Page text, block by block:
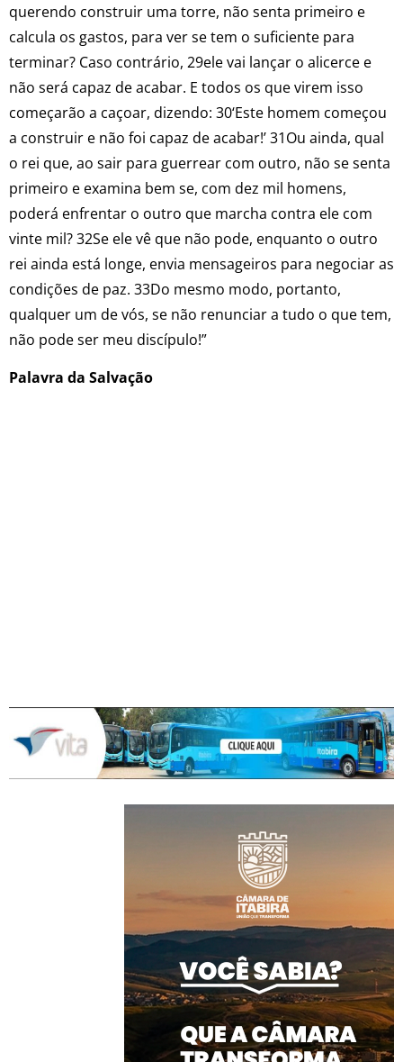
querendo construir uma torre, não senta primeiro e
calcula os gastos, para ver se tem o suficiente para
terminar? Caso contrário, 29ele vai lançar o alicerce e
não será capaz de acabar. E todos os que virem isso
começarão a caçoar, dizendo: 30‘Este homem começou
a construir e não foi capaz de acabar!’ 31Ou ainda, qual
o rei que, ao sair para guerrear com outro, não se senta
primeiro e examina bem se, com dez mil homens,
poderá enfrentar o outro que marcha contra ele com
vinte mil? 32Se ele vê que não pode, enquanto o outro
rei ainda está longe, envia mensageiros para negociar as
condições de paz. 33Do mesmo modo, portanto,
qualquer um de vós, se não renunciar a tudo o que tem,
não pode ser meu discípulo!”
Palavra da Salvação